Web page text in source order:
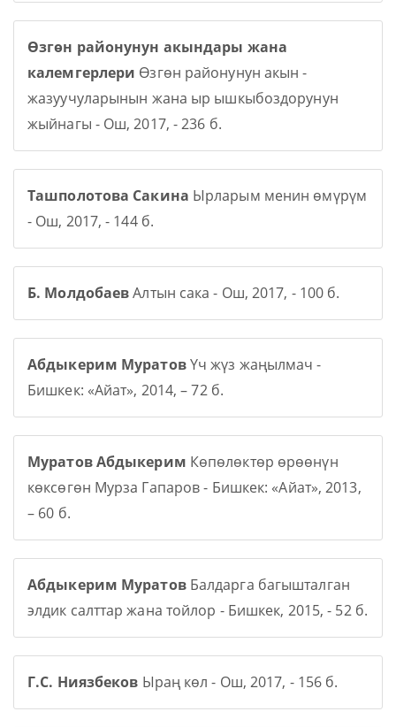
Өзгөн районунун акындары жана
калемгерлери Өзгөн районунун акын -
жазуучуларынын жана ыр ышкыбоздорунун
жыйнагы - Ош, 2017, - 236 б.
Ташполотова Сакина Ырларым менин өмүрүм
- Ош, 2017, - 144 б.
Б. МолдобаевАлтын сака - Ош, 2017, - 100 б.
Абдыкерим МуратовҮч жүз жаңылмач -
Бишкек: «Айат», 2014, – 72 б.
Муратов Абдыкерим Көпөлөктөр өрөөнүн
көксөгөн Мурза Гапаров - Бишкек: «Айат», 2013,
– 60 б.
Абдыкерим МуратовБалдарга багышталган
элдик салттар жана тойлор - Бишкек, 2015, - 52 б.
Г.С. Ниязбеков Ыраң көл - Ош, 2017, - 156 б.